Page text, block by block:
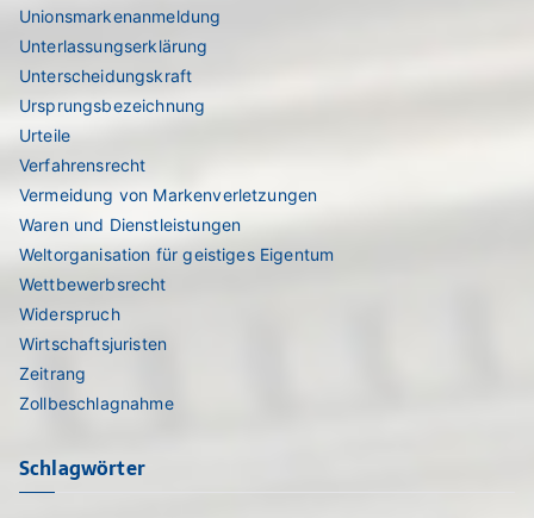
Unionsmarkenanmeldung
Unterlassungserklärung
Unterscheidungskraft
Ursprungsbezeichnung
Urteile
Verfahrensrecht
Vermeidung von Markenverletzungen
Waren und Dienstleistungen
Weltorganisation für geistiges Eigentum
Wettbewerbsrecht
Widerspruch
Wirtschaftsjuristen
Zeitrang
Zollbeschlagnahme
Schlagwörter